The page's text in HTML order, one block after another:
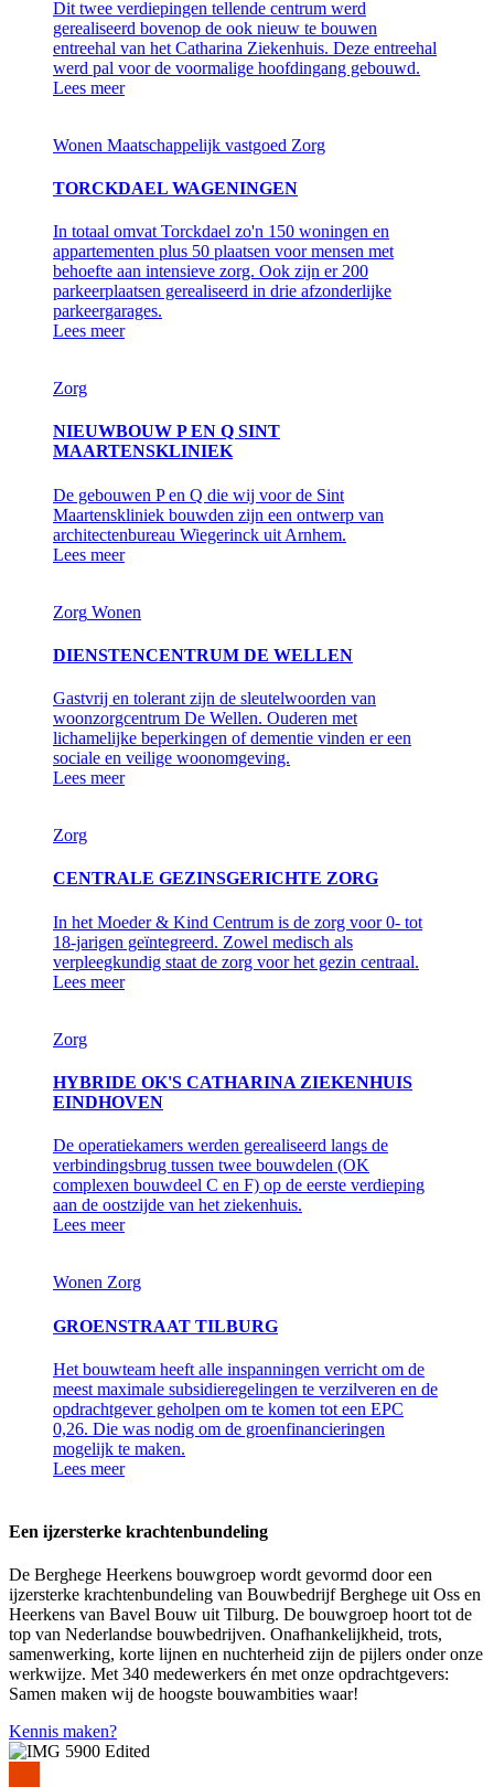
Dit twee verdiepingen tellende centrum werd
gerealiseerd bovenop de ook nieuw te bouwen
entreehal van het Catharina Ziekenhuis. Deze entreehal
werd pal voor de voormalige hoofdingang gebouwd.
Lees meer
Wonen Maatschappelijk vastgoed Zorg
TORCKDAEL WAGENINGEN
In totaal omvat Torckdael zo'n 150 woningen en
appartementen plus 50 plaatsen voor mensen met
behoefte aan intensieve zorg. Ook zijn er 200
parkeerplaatsen gerealiseerd in drie afzonderlijke
parkeergarages.
Lees meer
Zorg
NIEUWBOUW P EN Q SINT
MAARTENSKLINIEK
De gebouwen P en Q die wij voor de Sint
Maartenskliniek bouwden zijn een ontwerp van
architectenbureau Wiegerinck uit Arnhem.
Lees meer
Zorg Wonen
DIENSTENCENTRUM DE WELLEN
Gastvrij en tolerant zijn de sleutelwoorden van
woonzorgcentrum De Wellen. Ouderen met
lichamelijke beperkingen of dementie vinden er een
sociale en veilige woonomgeving.
Lees meer
Zorg
CENTRALE GEZINSGERICHTE ZORG
In het Moeder & Kind Centrum is de zorg voor 0- tot
18-jarigen geïntegreerd. Zowel medisch als
verpleegkundig staat de zorg voor het gezin centraal.
Lees meer
Zorg
HYBRIDE OK'S CATHARINA ZIEKENHUIS
EINDHOVEN
De operatiekamers werden gerealiseerd langs de
verbindingsbrug tussen twee bouwdelen (OK
complexen bouwdeel C en F) op de eerste verdieping
aan de oostzijde van het ziekenhuis.
Lees meer
Wonen Zorg
GROENSTRAAT TILBURG
Het bouwteam heeft alle inspanningen verricht om de
meest maximale subsidieregelingen te verzilveren en de
opdrachtgever geholpen om te komen tot een EPC
0,26. Die was nodig om de groenfinancieringen
mogelijk te maken.
Lees meer
Een ijzersterke krachtenbundeling
De Berghege Heerkens bouwgroep wordt gevormd door een
ijzersterke krachtenbundeling van Bouwbedrijf Berghege uit Oss en
Heerkens van Bavel Bouw uit Tilburg. De bouwgroep hoort tot de
top van Nederlandse bouwbedrijven. Onafhankelijkheid, trots,
samenwerking, korte lijnen en nuchterheid zijn de pijlers onder onze
werkwijze. Met 340 medewerkers én met onze opdrachtgevers:
Samen maken wij de hoogste bouwambities waar!
Kennis maken?